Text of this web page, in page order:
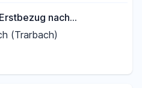
nach
(Trarbach)